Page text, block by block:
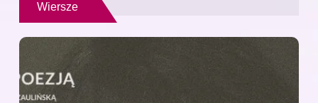
Wiersze